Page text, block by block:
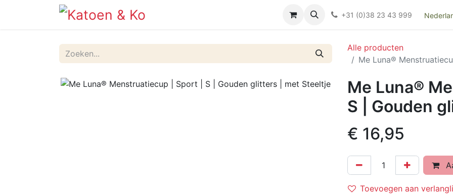
Kieswijzer nacht- en kraamverband
+31 (0)38 23 43 999
Alle producten
Me Luna®
Me Luna®
S | Gouden
€ 16,95
Toevoegen aan